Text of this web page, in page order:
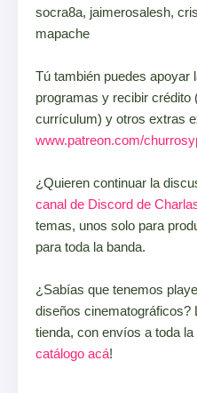
socra8a, jaimerosalesh,
mapache
Tú también puedes apoyar
programas y recibir crédito
currículum) y otros extras
www.patreon.com/
¿Quieren continuar la
canal de Discord de
temas, unos solo para
para toda la banda.
¿Sabías que tenemos
diseños cinematográficos?
tienda, con envíos a toda la
catálogo acá!